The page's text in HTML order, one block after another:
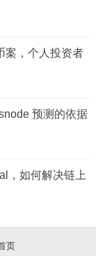
案，个人投资者
预测的依据
，如何解决链上
页